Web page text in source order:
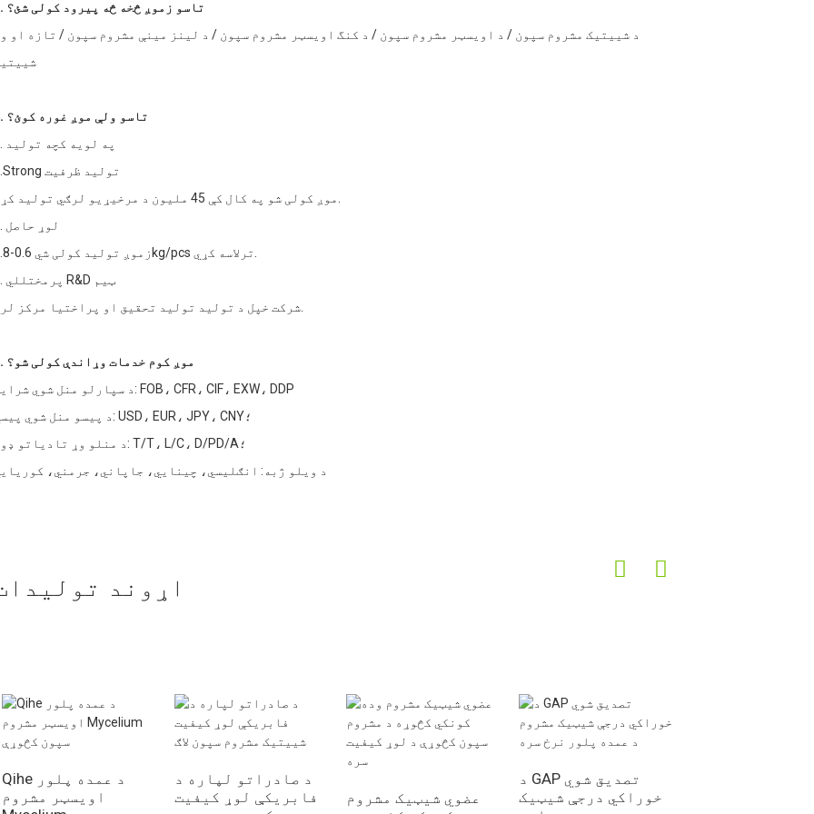
3. تاسو زموږ څخه څه پیرود کولی شئ؟
د شییتیک مشروم سپون / د اویسټر مشروم سپون / د کنگ اویسټر مشروم سپون / د لینز مینې مشروم سپون / تازه او
4. تاسو ولې موږ غوره کوئ؟
1. په لویه کچه تولید
2.Strong تولید ظرفیت
3. لوړ حاصل
4. پرمختللي R&D ټیم
5. موږ کوم خدمات وړاندې کولی شو؟
د سپارلو منل شوي شرایط: FOB، CFR، CIF، EXW، DDP
د پیسو منل شوي پیسې: USD، EUR، JPY، CNY؛
د منلو وړ تادیاتو ډول: T/T، L/C، D/PD/A؛
د ویلو ژبه: انګلیسي، چینایي، جاپاني، جرمني،
اړوند
Qihe د عمده پلور
اویسټر مشروم
د صادراتو لپاره د
فابریکې لوړ کیفیت
عضوي شیټیک مشروم
د GAP تصدیق شوي
خوراکي درجې شیټیک